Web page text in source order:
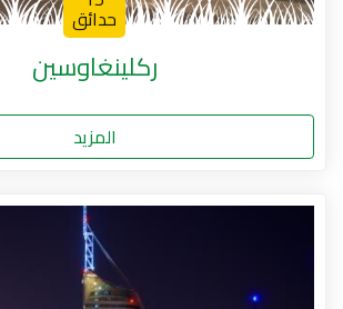
حدائق
ركلينغاوسين
المزيد